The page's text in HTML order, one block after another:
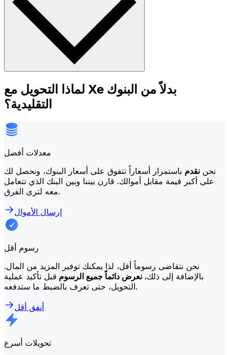
لماذا التحويل مع Xe بدلاً من البنوك
التقليدية؟
معدلات أفضل
نحن نقدم باستمرار أسعاراً تتفوق على أسعار البنوك، ونحصل لك
على أكبر قيمة مقابل أموالك. قارن بيننا وبين البنك الذي تتعامل
معه لترى الفرق.
إرسال الأموال
رسوم أقل
نحن نتقاضى رسوماً أقل، لذا يمكنك توفير المزيد من المال.
بالإضافة إلى ذلك، نعرض دائماً جميع الرسوم قبل تأكيد عملية
التحويل، حتى تعرف بالضبط ما ستدفعه.
أنفق أقل
تحويلات أسرع